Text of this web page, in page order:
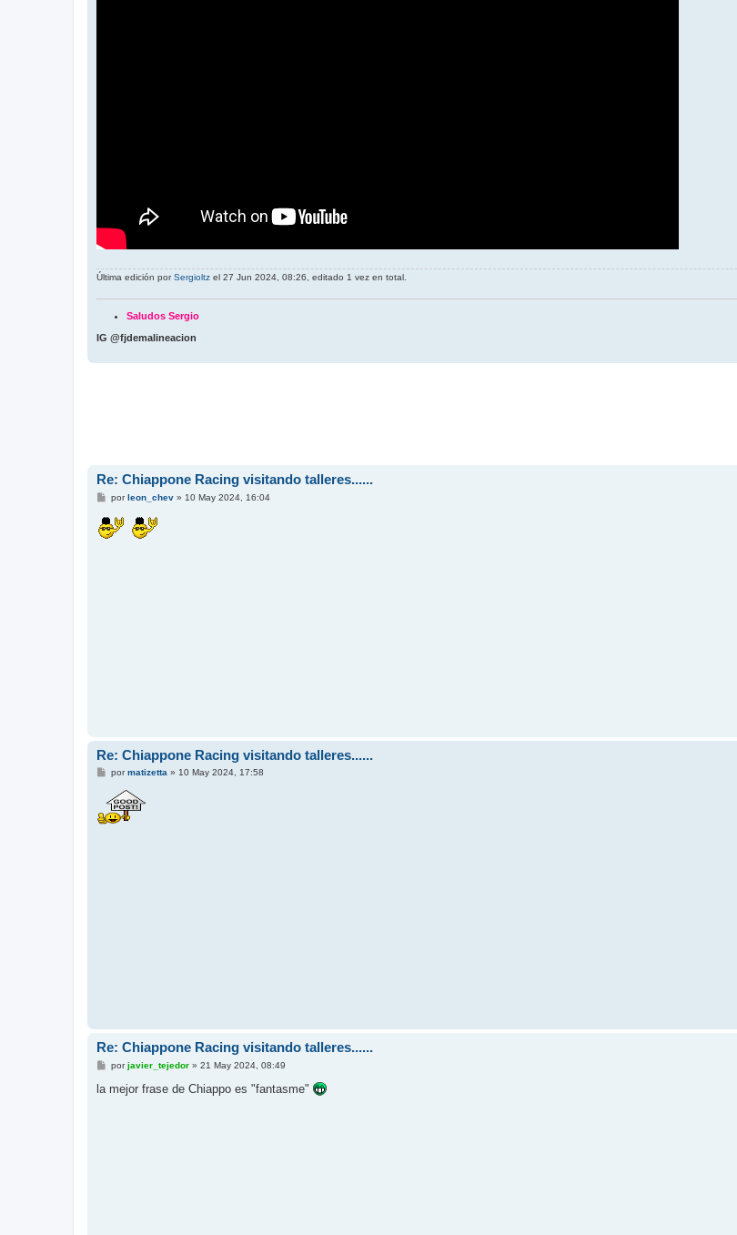
Última edición porSergioltz el 27 Jun 2024, 08:26, editado 1 vez en total.
Saludos Sergio
IG @fjdemalineacion
Re: Chiappone Racing visitando talleres......
M
n
s
a
porleon_chev» 10 May 2024, 16:04
Re: Chiappone Racing visitando talleres......
M
s
a
j
pormatizetta» 10 May 2024, 17:58
Re: Chiappone Racing visitando talleres......
M
n
porjavier_tejedor» 21 May 2024, 08:49
la mejor frase de Chiappo es "fantasme"